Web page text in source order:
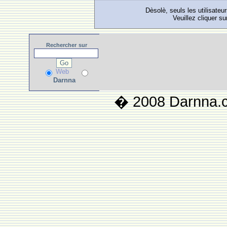
Dèsolè, seuls les
Veuillez cliquer
Rechercher sur
Web
Darnna
� 2008